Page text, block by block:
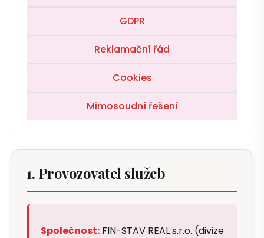
GDPR
Reklamační řád
Cookies
Mimosoudní řešení
1. Provozovatel služeb
Společnost: FIN-STAV REAL s.r.o. (divize